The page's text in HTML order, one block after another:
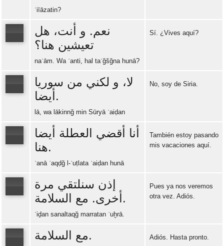
ʾiīāzatin?
نعم. و أنت، هل
تعيشين هنا؟
naʿām. Wa ʾanti, hal taʿğšğna hunā?
Sí. ¿Vives aquí?
لا، و لكني من سوريا
أيضا.
lā, wa lākinnğ min Sūryā ʾaiḍan
No, soy de Siria.
أنا أقضي العطلة أيضا
هنا.
ʾanā ʾaqḍğ l-ʿuṭlata ʾaiḍan hunā
También estoy pasando
mis vacaciones aquí.
إذن سنلتقي مرة
أخرى. مع السلامة.
ʾiḏan sanaltaqğ marratan ʾuḫrā.
Pues ya nos veremos
otra vez. Adiós.
مع السلامة. Adiós. Hasta pronto.